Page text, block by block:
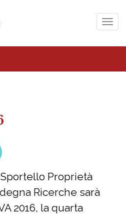
Proprietà
Ricerche sarà
2016, la quarta